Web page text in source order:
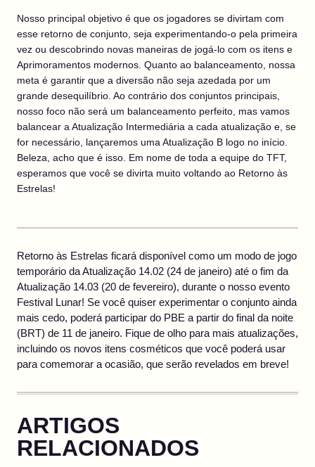
Nosso principal objetivo é que os jogadores se divirtam com
esse retorno de conjunto, seja experimentando-o pela primeira
vez ou descobrindo novas maneiras de jogá-lo com os itens e
Aprimoramentos modernos. Quanto ao balanceamento, nossa
meta é garantir que a diversão não seja azedada por um
grande desequilíbrio. Ao contrário dos conjuntos principais,
nosso foco não será um balanceamento perfeito, mas vamos
balancear a Atualização Intermediária a cada atualização e, se
for necessário, lançaremos uma Atualização B logo no início.
Beleza, acho que é isso. Em nome de toda a equipe do TFT,
esperamos que você se divirta muito voltando ao Retorno às
Estrelas!
Retorno às Estrelas ficará disponível como um modo de jogo
temporário da Atualização 14.02 (24 de janeiro) até o fim da
Atualização 14.03 (20 de fevereiro), durante o nosso evento
Festival Lunar! Se você quiser experimentar o conjunto ainda
mais cedo, poderá participar do PBE a partir do final da noite
(BRT) de 11 de janeiro. Fique de olho para mais atualizações,
incluindo os novos itens cosméticos que você poderá usar
para comemorar a ocasião, que serão revelados em breve!
ARTIGOS
RELACIONADOS